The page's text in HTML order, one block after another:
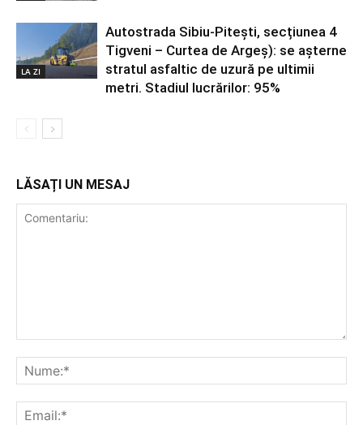
LA ZI
Autostrada Sibiu-Pitești, secțiunea 4
Tigveni – Curtea de Argeș): se așterne
stratul asfaltic de uzură pe ultimii
metri. Stadiul lucrărilor: 95%
LĂSAȚI UN MESAJ